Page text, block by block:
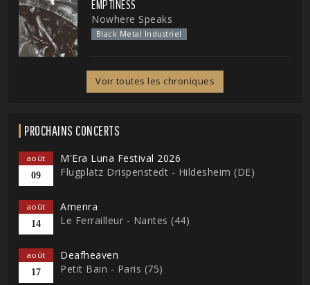
EMPTINESS
Nowhere Speaks
Black Metal Industriel
Voir toutes les chroniques
PROCHAINS CONCERTS
août
09
M'Era Luna Festival 2026
Flugplatz Drispenstedt - Hildesheim (DE)
août
14
Amenra
Le Ferrailleur - Nantes (44)
août
17
Deafheaven
Petit Bain - Paris (75)